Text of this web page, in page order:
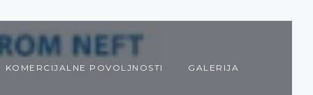
KOMERCIJALNE POVOLJNOSTI GALERIJA